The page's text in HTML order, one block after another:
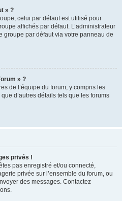
» ?
celui par défaut est utilisé pour
affichés par défaut. L’administrateur
groupe par défaut via votre panneau de
» ?
de l’équipe du forum, y compris les
d’autres détails tels que les forums
privés !
pas enregistré et/ou connecté,
privée sur l’ensemble du forum, ou
des messages. Contactez